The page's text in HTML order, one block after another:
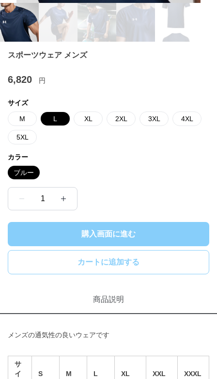
スポーツウェア メンズ
6,820 円
サイズ
M L XL 2XL 3XL 4XL
5XL
カラー
ブルー
1
購入画面に進む
カートに追加する
商品説明
メンズの通気性の良いウェアです
サ
イ
S M L XL XXL XXXL